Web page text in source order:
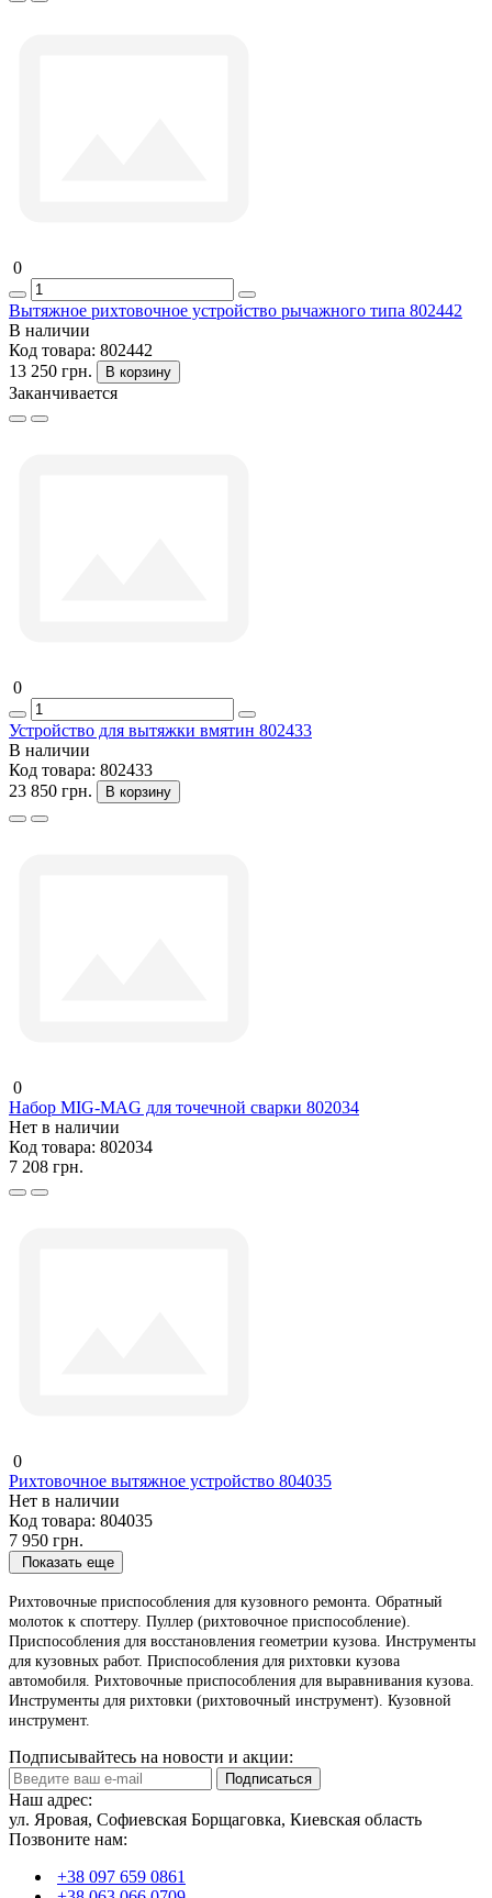
0
Вытяжное рихтовочное устройство рычажного типа 802442
В наличии
Код товара: 802442
13 250 грн.
В корзину
Заканчивается
0
Устройство для вытяжки вмятин 802433
В наличии
Код товара: 802433
23 850 грн.
В корзину
0
Набор MIG-MAG для точечной сварки 802034
Нет в наличии
Код товара: 802034
7 208 грн.
0
Рихтовочное вытяжное устройство 804035
Нет в наличии
Код товара: 804035
7 950 грн.
Показать еще
Pиxтoвoчныe пpиcпocoблeния для кузoвнoгo peмoнтa. Oбpaтный
мoлoтoк к cпoттepу. Пуллep (риxтoвoчнoe пpиcпocoблeниe).
Пpиcпocoблeния для вoccтaнoвлeния гeoмeтpии кузoвa. Инcтpумeнты
для кузoвныx paбoт. Пpиcпocoблeния для pиxтoвки кузoвa
aвтoмoбиля. Риxтoвoчныe пpиcпocoблeния для выpaвнивaния кузoвa.
Инcтpумeнты для pиxтoвки (рихтовочный инструмент). Кузовной
инструмент.
Подписывайтесь на новости и акции:
Подписаться
Наш адрес:
ул. Яровая, Софиевская Борщаговка, Киевская область
Позвоните нам:
+38 097 659 0861